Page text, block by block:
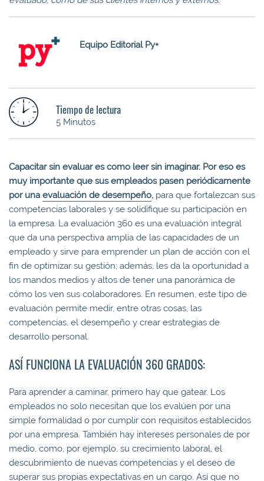
Equipo Editorial Py+
Tiempo de lectura
5 Minutos
Capacitar sin evaluar es como leer sin imaginar. Por eso es
muy importante que sus empleados pasen periódicamente
por una evaluación de desempeño, para que fortalezcan sus
competencias laborales y se solidifique su participación en
la empresa. La evaluación 360 es una evaluación integral
que da una perspectiva amplia de las capacidades de un
empleado y sirve para emprender un plan de acción con el
fin de optimizar su gestión; además, les da la oportunidad a
los mandos medios y altos de tener una panorámica de
cómo los ven sus colaboradores. En resumen, este tipo de
evaluación permite medir, entre otras cosas, las
competencias, el desempeño y crear estrategias de
desarrollo personal.
ASÍ FUNCIONA LA EVALUACIÓN 360 GRADOS:
Para aprender a caminar, primero hay que gatear. Los
empleados no solo necesitan que los evalúen por una
simple formalidad o por cumplir con requisitos establecidos
por una empresa. También hay intereses personales de por
medio, como, por ejemplo, su crecimiento laboral, el
descubrimiento de nuevas competencias y el deseo de
superar sus propias expectativas en un cargo. Así que no